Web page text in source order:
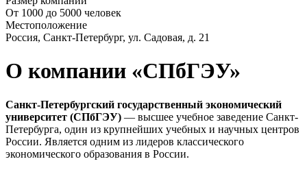
От 1000 до 5000 человек
Местоположение
Россия, Санкт-Петербург, ул. Садовая, д. 21
О компании «СПбГЭУ»
Санкт-Петербургский государственный экономический
университет (СПбГЭУ) — высшее учебное заведение Санкт-
Петербурга, один из крупнейших учебных и научных центров
России. Является одним из лидеров классического
экономического образования в России.